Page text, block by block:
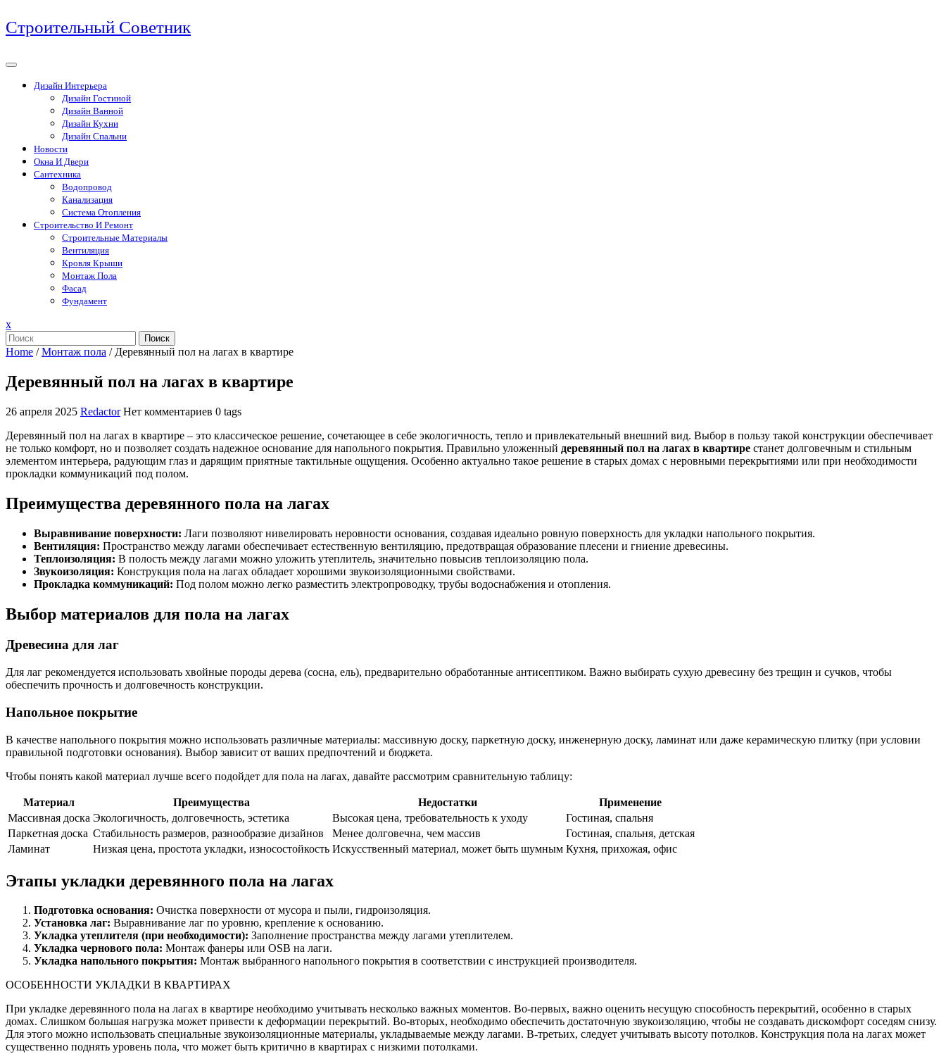
Перейти
к
Строительный Советник
Дизайн Интерьера
Дизайн Гостиной
Дизайн Ванной
Дизайн Кухни
Дизайн Спальни
Новости
Окна И Двери
Сантехника
Водопровод
Канализация
Система Отопления
Строительство И Ремонт
Строительные Материалы
Вентиляция
Кровля Крыши
Монтаж Пола
Фасад
Фундамент
xЗакрыть
меню
Поиск
Home /Монтаж пола / Деревянный пол на лагах в квартире
Деревянный пол на лагах в квартире
26 апреля 2025 Redactor Нет комментариев 0 tags
Деревянный пол на лагах в квартире – это классическое решение, сочетающее в себе экологичность, тепло и привлекательный внешний вид. Выбор в пользу такой конструкции обеспечивает
не только комфорт, но и позволяет создать надежное основание для напольного покрытия. Правильно уложенный деревянный пол на лагах в квартире станет долговечным и стильным
элементом интерьера, радующим глаз и дарящим приятные тактильные ощущения. Особенно актуально такое решение в старых домах с неровными перекрытиями или при необходимости
прокладки коммуникаций под полом.
Преимущества деревянного пола на лагах
Выравнивание поверхности: Лаги позволяют нивелировать неровности основания, создавая идеально ровную поверхность для укладки напольного покрытия.
Вентиляция: Пространство между лагами обеспечивает естественную вентиляцию, предотвращая образование плесени и гниение древесины.
Теплоизоляция: В полость между лагами можно уложить утеплитель, значительно повысив теплоизоляцию пола.
Звукоизоляция: Конструкция пола на лагах обладает хорошими звукоизоляционными свойствами.
Прокладка коммуникаций: Под полом можно легко разместить электропроводку, трубы водоснабжения и отопления.
Выбор материалов для пола на лагах
Древесина для лаг
Для лаг рекомендуется использовать хвойные породы дерева (сосна, ель), предварительно обработанные антисептиком. Важно выбирать сухую древесину без трещин и сучков, чтобы
обеспечить прочность и долговечность конструкции.
Напольное покрытие
В качестве напольного покрытия можно использовать различные материалы: массивную доску, паркетную доску, инженерную доску, ламинат или даже керамическую плитку (при условии
правильной подготовки основания). Выбор зависит от ваших предпочтений и бюджета.
Чтобы понять какой материал лучше всего подойдет для пола на лагах, давайте рассмотрим сравнительную таблицу:
Материал Преимущества Недостатки
Применение
Массивная доска Экологичность, долговечность, эстетика Высокая цена, требовательность к уходу
Гостиная, спальня
Паркетная доска Стабильность размеров, разнообразие дизайнов Менее долговечна, чем массив
Гостиная, спальня, детская
Ламинат
Низкая цена, простота укладки, износостойкость Искусственный материал, может быть шумным Кухня, прихожая, офис
Этапы укладки деревянного пола на лагах
Подготовка основания: Очистка поверхности от мусора и пыли, гидроизоляция.
Установка лаг: Выравнивание лаг по уровню, крепление к основанию.
Укладка утеплителя (при необходимости): Заполнение пространства между лагами утеплителем.
Укладка чернового пола: Монтаж фанеры или OSB на лаги.
Укладка напольного покрытия: Монтаж выбранного напольного покрытия в соответствии с инструкцией производителя.
ОСОБЕННОСТИ УКЛАДКИ В КВАРТИРАХ
При укладке деревянного пола на лагах в квартире необходимо учитывать несколько важных моментов. Во-первых, важно оценить несущую способность перекрытий, особенно в старых
домах. Слишком большая нагрузка может привести к деформации перекрытий. Во-вторых, необходимо обеспечить достаточную звукоизоляцию, чтобы не создавать дискомфорт соседям снизу.
Для этого можно использовать специальные звукоизоляционные материалы, укладываемые между лагами. В-третьих, следует учитывать высоту потолков. Конструкция пола на лагах может
существенно поднять уровень пола, что может быть критично в квартирах с низкими потолками.